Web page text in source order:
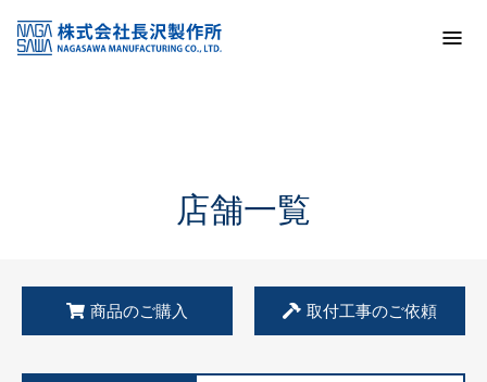
KSS加盟店・取扱店情報
店舗一覧
店舗一覧
商品のご購入 取付工事のご依頼